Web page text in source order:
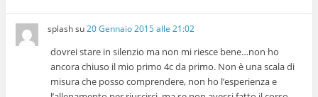
splashsu20 Gennaio 2015 alle 21:02
dovrei stare in silenzio ma non mi riesce bene…non ho
ancora chiuso il mio primo 4c da primo. Non è una scala di
misura che posso comprendere, non ho l’esperienza e